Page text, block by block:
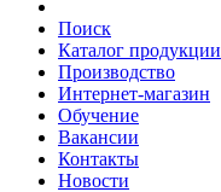
Поиск
Каталог продукции
Производство
Интернет-магазин
Обучение
Вакансии
Контакты
Новости